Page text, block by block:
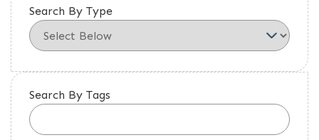
Search By Type
Search By Tags